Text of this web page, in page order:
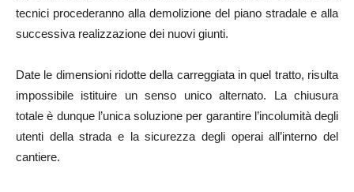
tecnici procederanno alla demolizione del piano stradale e alla
successiva realizzazione dei nuovi giunti.
Date le dimensioni ridotte della carreggiata in quel tratto, risulta
impossibile istituire un senso unico alternato. La chiusura
totale è dunque l’unica soluzione per garantire l’incolumità degli
utenti della strada e la sicurezza degli operai all’interno del
cantiere.